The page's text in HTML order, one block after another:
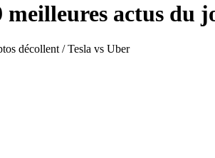
meilleures actus du
décollent / Tesla vs Uber